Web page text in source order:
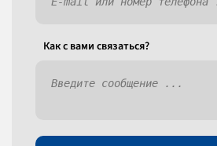
Как c вами связаться?